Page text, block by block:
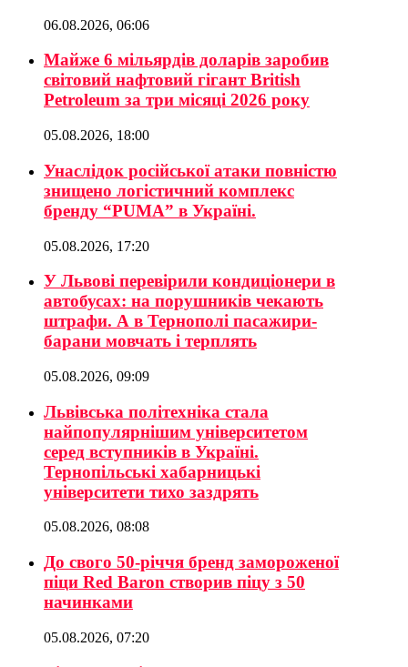
06.08.2026, 06:06
Майже 6 мільярдів доларів заробив
світовий нафтовий гігант British
Petroleum за три місяці 2026 року
05.08.2026, 18:00
Унаслідок російської атаки повністю
знищено логістичний комплекс
бренду “PUMA” в Україні.
05.08.2026, 17:20
У Львові перевірили кондиціонери в
автобусах: на порушників чекають
штрафи. А в Тернополі пасажири-
барани мовчать і терплять
05.08.2026, 09:09
Львівська політехніка стала
найпопулярнішим університетом
серед вступників в Україні.
Тернопільські хабарницькі
університети тихо заздрять
05.08.2026, 08:08
До свого 50-річчя бренд замороженої
піци Red Baron створив піцу з 50
начинками
05.08.2026, 07:20